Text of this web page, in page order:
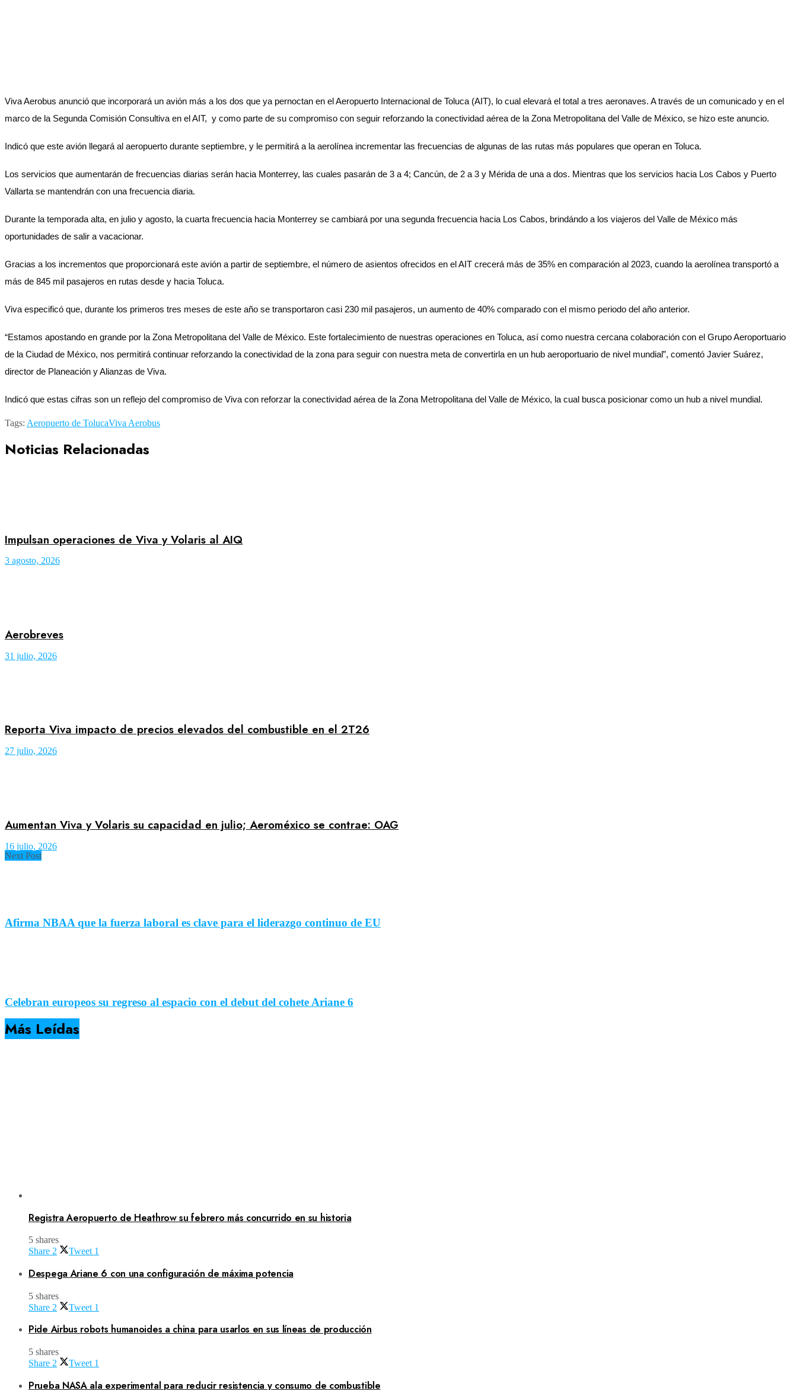
Viva Aerobus anunció que incorporará un avión más a los dos que ya pernoctan en el Aeropuerto Internacional de Toluca (AIT), lo cual elevará el total a tres aeronaves. A través de un comunicado y en el
marco de la Segunda Comisión Consultiva en el AIT, y como parte de su compromiso con seguir reforzando la conectividad aérea de la Zona Metropolitana del Valle de México, se hizo este anuncio.
Indicó que este avión llegará al aeropuerto durante septiembre, y le permitirá a la aerolínea incrementar las frecuencias de algunas de las rutas más populares que operan en Toluca.
Los servicios que aumentarán de frecuencias diarias serán hacia Monterrey, las cuales pasarán de 3 a 4; Cancún, de 2 a 3 y Mérida de una a dos. Mientras que los servicios hacia Los Cabos y Puerto
Vallarta se mantendrán con una frecuencia diaria.
Durante la temporada alta, en julio y agosto, la cuarta frecuencia hacia Monterrey se cambiará por una segunda frecuencia hacia Los Cabos, brindándo a los viajeros del Valle de México más
oportunidades de salir a vacacionar.
Gracias a los incrementos que proporcionará este avión a partir de septiembre, el número de asientos ofrecidos en el AIT crecerá más de 35% en comparación al 2023, cuando la aerolínea transportó a
más de 845 mil pasajeros en rutas desde y hacia Toluca.
Viva especificó que, durante los primeros tres meses de este año se transportaron casi 230 mil pasajeros, un aumento de 40% comparado con el mismo periodo del año anterior.
“Estamos apostando en grande por la Zona Metropolitana del Valle de México. Este fortalecimiento de nuestras operaciones en Toluca, así como nuestra cercana colaboración con el Grupo Aeroportuario
de la Ciudad de México, nos permitirá continuar reforzando la conectividad de la zona para seguir con nuestra meta de convertirla en un hub aeroportuario de nivel mundial”, comentó Javier Suárez,
director de Planeación y Alianzas de Viva.
Indicó que estas cifras son un reflejo del compromiso de Viva con reforzar la conectividad aérea de la Zona Metropolitana del Valle de México, la cual busca posicionar como un hub a nivel mundial.
Tags: Aeropuerto de TolucaViva Aerobus
Noticias Relacionadas
Impulsan operaciones de Viva y Volaris al AIQ
3 agosto, 2026
Aerobreves
31 julio, 2026
Reporta Viva impacto de precios elevados del combustible en el 2T26
27 julio, 2026
Aumentan Viva y Volaris su capacidad en julio; Aeroméxico se contrae: OAG
16 julio, 2026
Next Post
Afirma NBAA que la fuerza laboral es clave para el liderazgo continuo de EU
Celebran europeos su regreso al espacio con el debut del cohete Ariane 6
Más Leídas
Registra Aeropuerto de Heathrow su febrero más concurrido en su historia
5 shares
Share 2 Tweet 1
Despega Ariane 6 con una configuración de máxima potencia
5 shares
Share 2 Tweet 1
Pide Airbus robots humanoides a china para usarlos en sus líneas de producción
5 shares
Share 2 Tweet 1
Prueba NASA ala experimental para reducir resistencia y consumo de combustible